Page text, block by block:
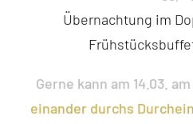
Übernachtung im
Gerne kann am 14.03.
einander durchs